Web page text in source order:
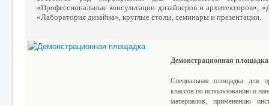
«Профессиональные консультации дизайнеров и архитекторов»,
«Лаборатория дизайна», круглые столы, семинары и презентации.
Демонстрационная площадка
Специальная площадка для
классов по использованию и
материалов, применению